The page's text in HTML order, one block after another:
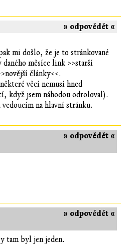
» odpovědět «
mi došlo, že je to stránkované
měsíce link >>starší
články<<.
věcí nemusí hned
když jsem náhodou odroloval).
na hlavní stránku.
» odpovědět «
» odpovědět «
tam byl jen jeden.